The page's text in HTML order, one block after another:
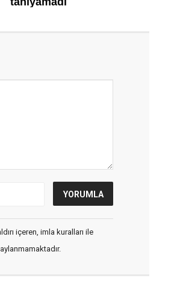
içeren, imla kuralları ile